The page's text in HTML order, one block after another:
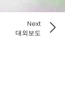
Next
대외보도